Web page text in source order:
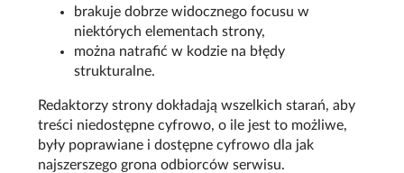
brakuje dobrze widocznego focusu w
niektórych elementach strony,
można natrafić w kodzie na błędy
strukturalne.
Redaktorzy strony dokładają wszelkich starań, aby
treści niedostępne cyfrowo, o ile jest to możliwe,
były poprawiane i dostępne cyfrowo dla jak
najszerszego grona odbiorców serwisu.